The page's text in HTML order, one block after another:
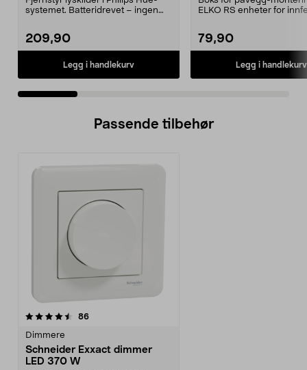
systemet. Batteridrevet – ingen
209,90
Legg i handlekurv
ELKO RS enheter for
79,90
Legg i handlekurv
Passende tilbehør
86anmeldelser
Dimmere
Schneider Exxact dimmer
LED 370 W